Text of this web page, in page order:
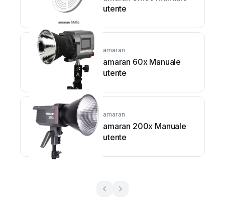
utente
amaran
amaran 60x Manuale
utente
amaran
amaran 200x Manuale
utente